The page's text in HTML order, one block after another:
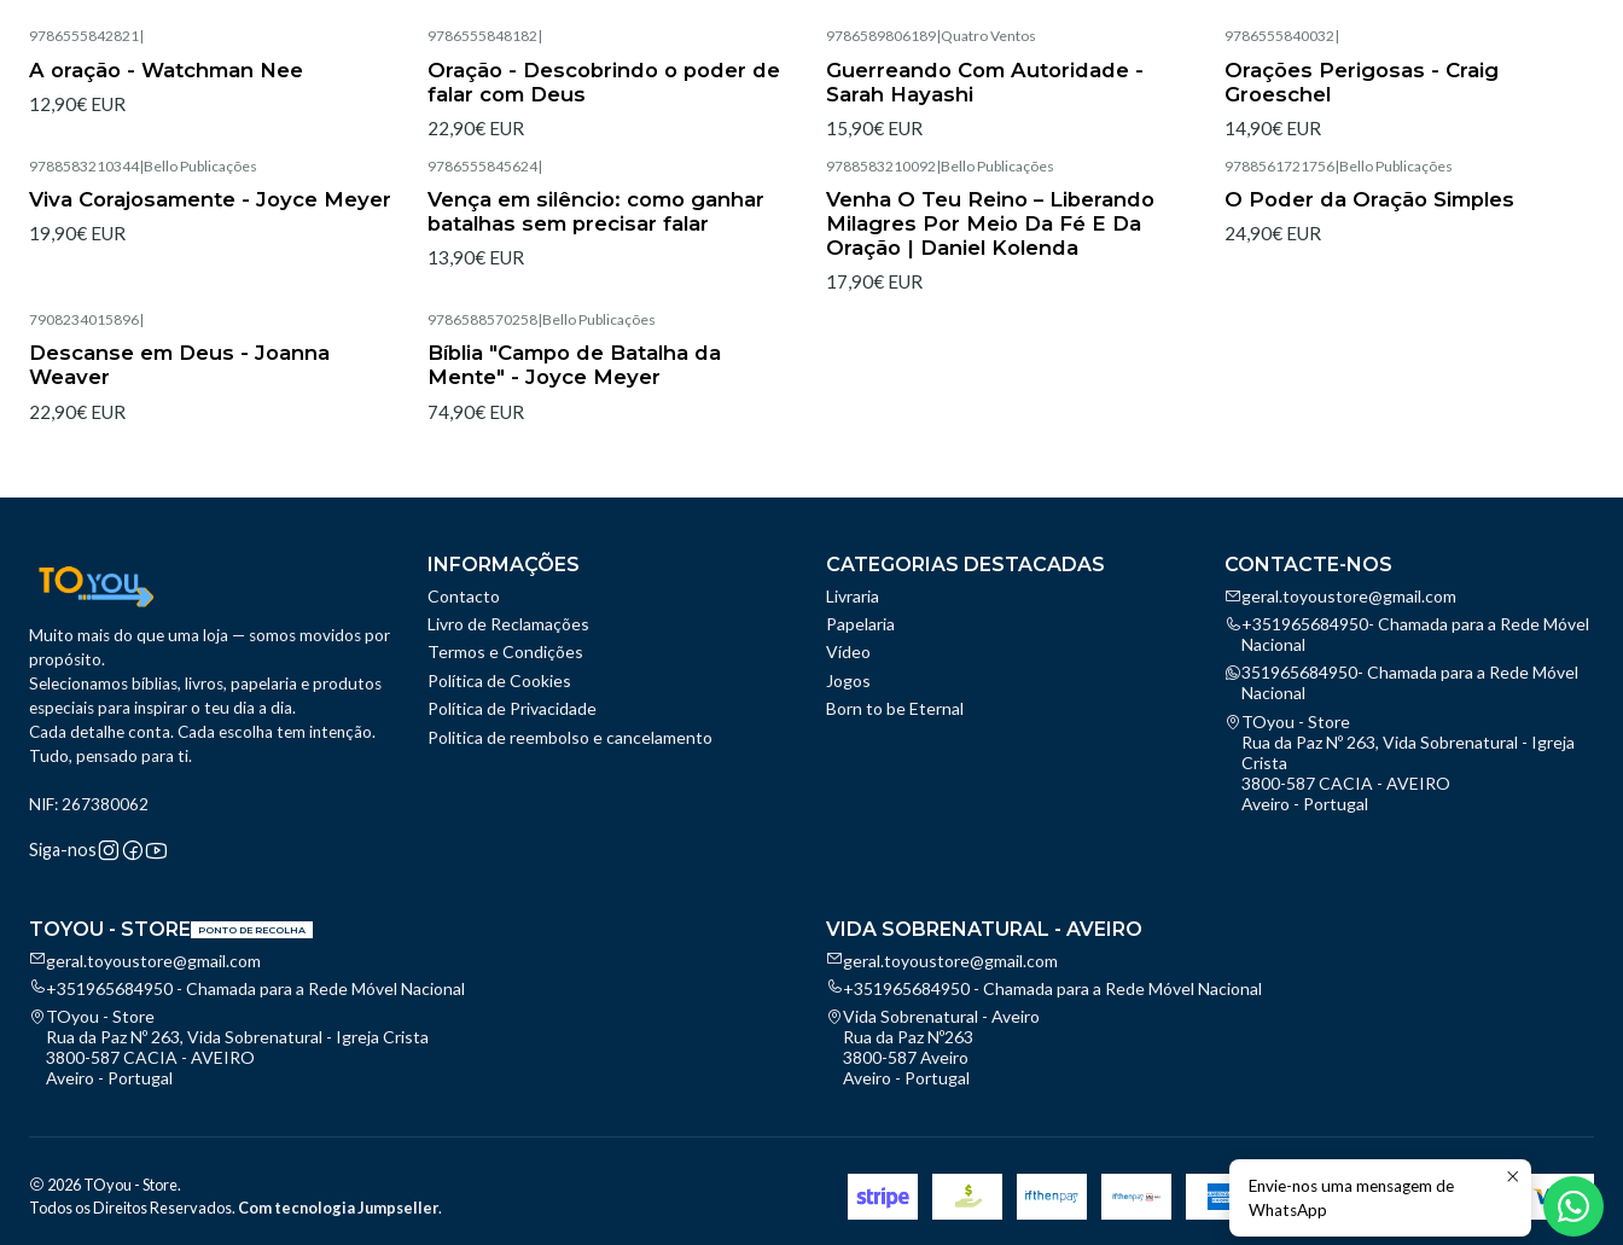
9786555842821|
A oração - Watchman Nee
12,90€ EUR
9786555848182 |
Oração - Descobrindo o poder de
falar com Deus
22,90€ EUR
9786589806189|Quatro Ventos
Guerreando Com Autoridade -
Sarah Hayashi
15,90€ EUR
9786555840032 |
Orações Perigosas - Craig
Groeschel
14,90€ EUR
9788583210344|Bello Publicações
Viva Corajosamente - Joyce Meyer
19,90€ EUR
9786555845624|
Vença em silêncio: como ganhar
batalhas sem precisar falar
13,90€ EUR
9788583210092 |Bello Publicações
Venha O Teu Reino – Liberando
Milagres Por Meio Da Fé E Da
Oração | Daniel Kolenda
17,90€ EUR
9788561721756|Bello Publicações
O Poder da Oração Simples
24,90€ EUR
7908234015896|
Descanse em Deus - Joanna
Weaver
22,90€ EUR
9786588570258|Bello Publicações
Bíblia "Campo de Batalha da
Mente" - Joyce Meyer
74,90€ EUR
Muito mais do que uma loja — somos movidos por
propósito.
Selecionamos bíblias, livros, papelaria e produtos
especiais para inspirar o teu dia a dia.
Cada detalhe conta. Cada escolha tem intenção.
Tudo, pensado para ti.
NIF: 267380062
Siga-nos
INFORMAÇÕES
Contacto
Livro de Reclamações
Termos e Condições
Política de Cookies
Política de Privacidade
Politica de reembolso e cancelamento
CATEGORIAS DESTACADAS
Livraria
Papelaria
Vídeo
Jogos
Born to be Eternal
CONTACTE-NOS
geral.toyoustore@gmail.com
+351965684950- Chamada para a Rede Móvel
Nacional
351965684950- Chamada para a Rede Móvel
Nacional
TOyou - Store
Rua da Paz Nº 263, Vida Sobrenatural - Igreja
Crista
3800-587 CACIA - AVEIRO
Aveiro - Portugal
TOYOU - STORE PONTO DE RECOLHA
geral.toyoustore@gmail.com
+351965684950 - Chamada para a Rede Móvel Nacional
TOyou - Store
Rua da Paz Nº 263, Vida Sobrenatural - Igreja Crista
3800-587 CACIA - AVEIRO
Aveiro - Portugal
VIDA SOBRENATURAL - AVEIRO
geral.toyoustore@gmail.com
+351965684950 - Chamada para a Rede Móvel Nacional
Vida Sobrenatural - Aveiro
Rua da Paz Nº263
3800-587 Aveiro
Aveiro - Portugal
2026 TOyou - Store.
Todos os Direitos Reservados. Com tecnologia Jumpseller.
Envie-nos uma mensagem de
WhatsApp